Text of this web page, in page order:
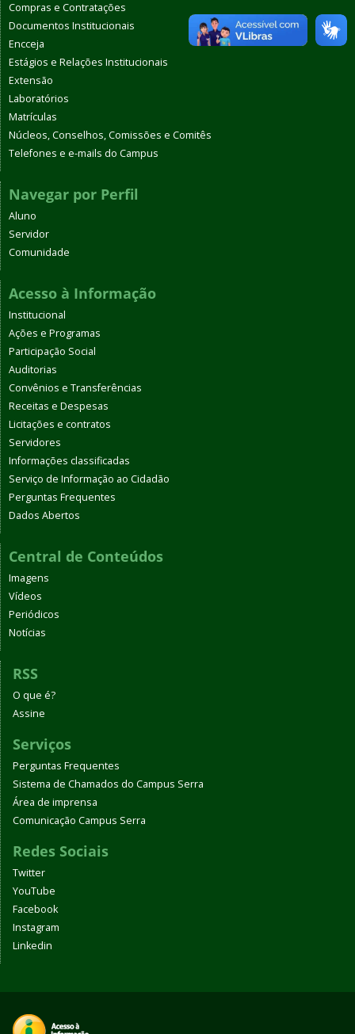
Compras e Contratações
Documentos Institucionais
Encceja
Estágios e Relações Institucionais
Extensão
Laboratórios
Matrículas
Núcleos, Conselhos, Comissões e Comitês
Telefones e e-mails do Campus
Navegar por Perfil
Aluno
Servidor
Comunidade
Acesso à Informação
Institucional
Ações e Programas
Participação Social
Auditorias
Convênios e Transferências
Receitas e Despesas
Licitações e contratos
Servidores
Informações classificadas
Serviço de Informação ao Cidadão
Perguntas Frequentes
Dados Abertos
Central de Conteúdos
Imagens
Vídeos
Periódicos
Notícias
RSS
O que é?
Assine
Serviços
Perguntas Frequentes
Sistema de Chamados do Campus Serra
Área de imprensa
Comunicação Campus Serra
Redes Sociais
Twitter
YouTube
Facebook
Instagram
Linkedin